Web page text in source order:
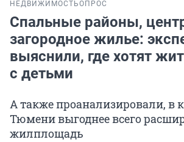
НЕДВИЖИМОСТЬОПРОС
Спальные районы,
загородное жилье:
выяснили, где хотят
с детьми
А также проанализировали, в
Тюмени выгоднее всего
жилплощадь